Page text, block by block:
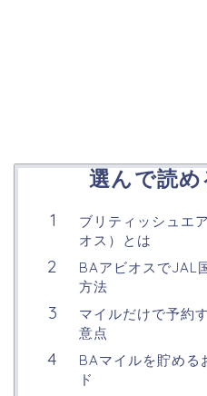
選んで読め
ブリティッシュエ
オス）とは
BAアビオスでJAL
方法
マイルだけで予約
意点
BAマイルを貯める
ド